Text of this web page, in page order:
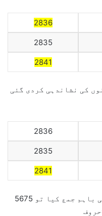
2836
2835
2841
کی نشاندہی کردی گئی
2836
2835
2841
ان دونوں خانوں کے اعداد کو بھی باہم جمع کیا تو 5675